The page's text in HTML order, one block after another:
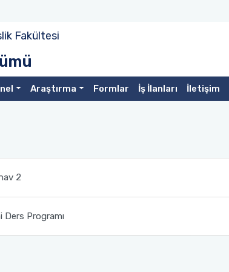
Fakültesi
Araştırma Formlar İş İlanları İletişim
2
Programı